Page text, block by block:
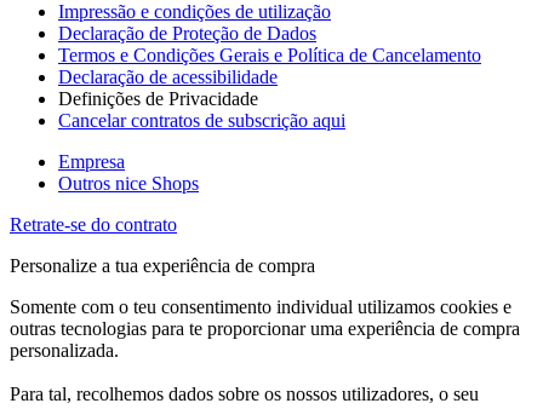
Impressão e condições de utilização
Declaração de Proteção de Dados
Termos e Condições Gerais e Política de Cancelamento
Declaração de acessibilidade
Definições de Privacidade
Cancelar contratos de subscrição aqui
Empresa
Outros nice Shops
Retrate-se do contrato
Personalize a tua experiência de compra
Somente com o teu consentimento individual utilizamos cookies e
outras tecnologias para te proporcionar uma experiência de compra
personalizada.
Para tal, recolhemos dados sobre os nossos utilizadores, o seu